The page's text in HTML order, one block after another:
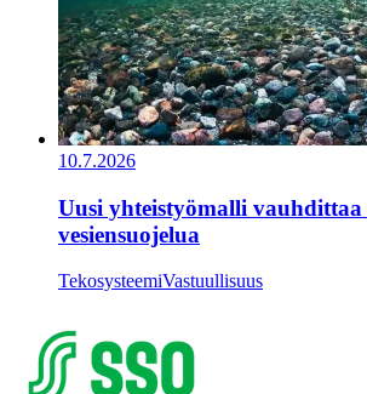
10.7.2026
Uusi yhteistyömalli vauhdittaa
vesiensuojelua
TekosysteemiVastuullisuus